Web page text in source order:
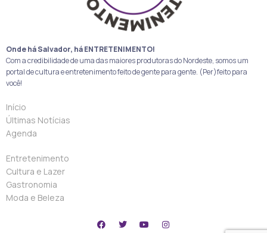
Onde há Salvador, há ENTRETENIMENTO!
Com a credibilidade de uma das maiores produtoras do Nordeste, somos um
portal de cultura e entretenimento feito de gente para gente. (Per)feito para
você!
Início
Últimas Notícias
Agenda
Entretenimento
Cultura e Lazer
Gastronomia
Moda e Beleza